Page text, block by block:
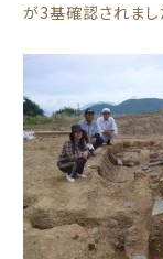
が3基確認されまし